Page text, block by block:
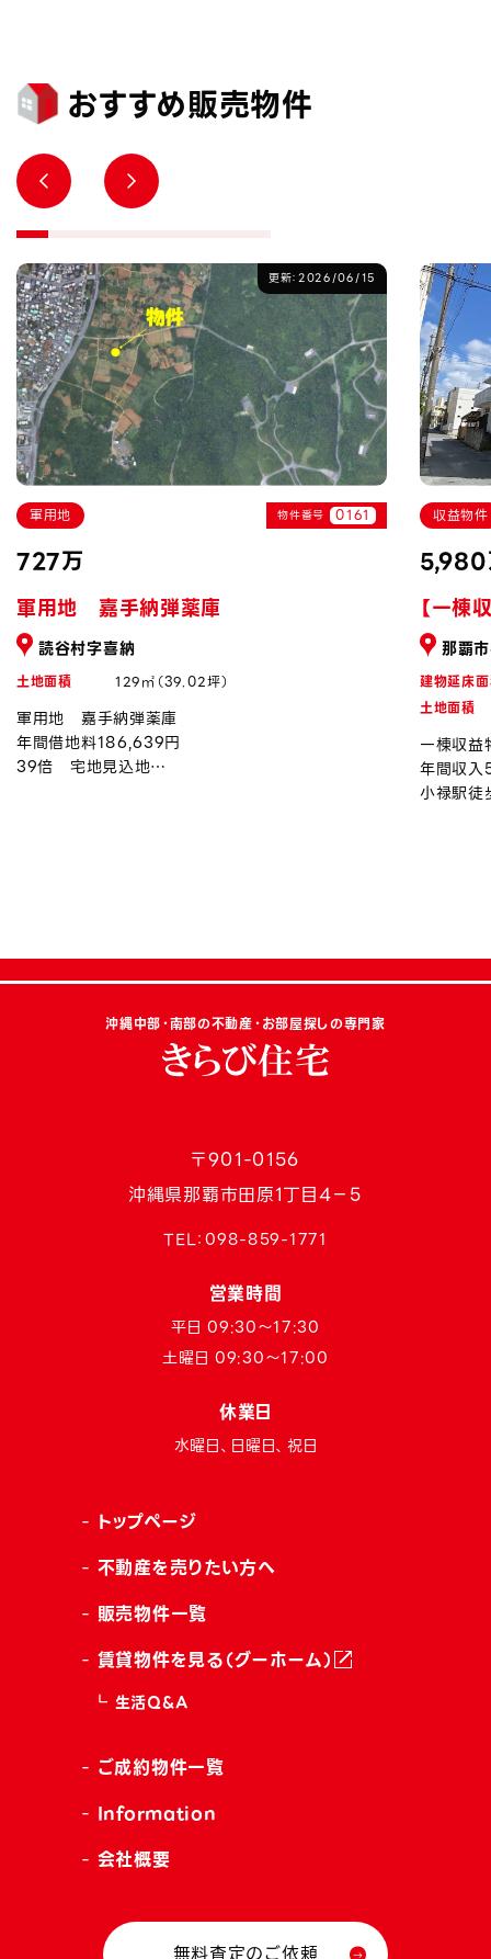
おすすめ販売物件
更新：2026/06/15
軍用地 物件番号 0161
727万
軍用地 嘉手納弾薬庫
読谷村字喜納
土地面積 129㎡（39.02坪）
軍用地 嘉手納弾薬庫
年間借地料186,639円
39倍 宅地見込地
収益物件
5,980
【一棟
那覇
建物延床
土地面積
一棟収益
年間収入
小禄駅徒
沖縄中部・南部の不動産・お部屋探しの専門家
〒901-0156
沖縄県那覇市田原1丁目4−5
TEL：098-859-1771
営業時間
平日 09:30〜17:30
土曜日 09:30〜17:00
休業日
水曜日、日曜日、祝日
トップページ
不動産を売りたい方へ
販売物件一覧
賃貸物件を見る（グーホーム）
生活Q&A
ご成約物件一覧
Information
会社概要